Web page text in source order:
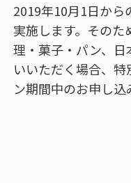
2019年10月1日から
実施します。その
理・菓子・パン、
いいただく場合、
ン期間中のお申し